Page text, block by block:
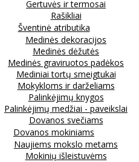
Gertuvės ir termosai
Rašikliai
Šventinė atributika
Medinės dekoracijos
Medinės dėžutės
Medinės graviruotos padėkos
Mediniai tortų smeigtukai
Mokykloms ir darželiams
Palinkėjimų knygos
Palinkėjimų medžiai - paveikslai
Dovanos svečiams
Dovanos mokiniams
Naujiems mokslo metams
Mokinių išleistuvėms